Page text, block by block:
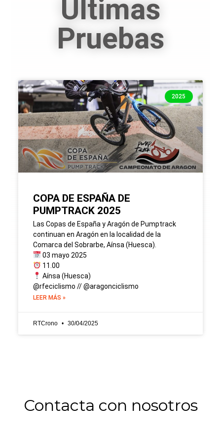
Últimas
Pruebas
2025
COPA DE ESPAÑA DE
PUMPTRACK 2025
Las Copas de España y Aragón de Pumptrack
continuan en Aragón en la localidad de la
Comarca del Sobrarbe, Aínsa (Huesca).
03 mayo 2025
11.00
Aínsa (Huesca)
@rfeciclismo // @aragonciclismo
LEER MÁS »
RTCrono 30/04/2025
Contacta con nosotros